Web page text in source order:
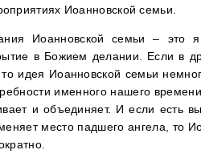
Иоанновской семьи.
Иоанновской семьи – это
в Божием делании. Если в
идея Иоанновской семьи
именного нашего
и объединяет. И если есть
место падшего ангела, то